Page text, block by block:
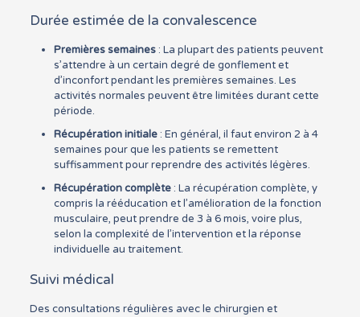
Durée estimée de la convalescence
Premières semaines: La plupart des patients peuvent
s’attendre à un certain degré de gonflement et
d’inconfort pendant les premières semaines. Les
activités normales peuvent être limitées durant cette
période.
Récupération initiale: En général, il faut environ 2 à 4
semaines pour que les patients se remettent
suffisamment pour reprendre des activités légères.
Récupération complète: La récupération complète, y
compris la rééducation et l’amélioration de la fonction
musculaire, peut prendre de 3 à 6 mois, voire plus,
selon la complexité de l’intervention et la réponse
individuelle au traitement.
Suivi médical
Des consultations régulières avec le chirurgien et